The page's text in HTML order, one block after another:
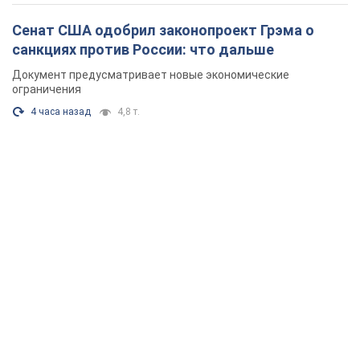
Сенат США одобрил законопроект Грэма о
санкциях против России: что дальше
Документ предусматривает новые экономические
ограничения
4 часа назад 4,8 т.